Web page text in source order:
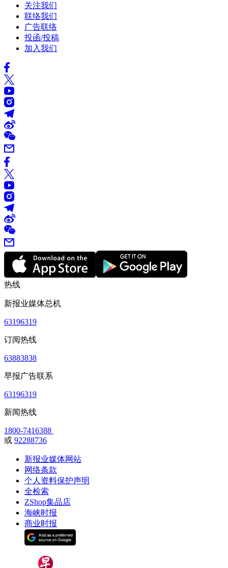
关注我们
联络我们
广告联络
投函/投稿
加入我们
热线
新报业媒体总机
63196319
订阅热线
63883838
早报广告联系
63196319
新闻热线
1800-7416388
或 92288736
新报业媒体网站
网络条款
个人资料保护声明
全检索
ZShop集品店
海峡时报
商业时报